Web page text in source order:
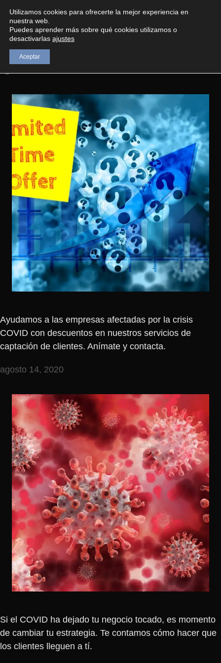
sucommunitymanager.com
ERE
Ayudamos a las empresas afectadas por la crisis
COVID con descuentos en nuestros servicios de
captación de clientes. Anímate y contacta.
agosto 14, 2020
Si el COVID ha dejado tu negocio tocado, es momento
de cambiar tu estrategia. Te contamos cómo hacer que
los clientes lleguen a tí.
Utilizamos cookies para ofrecerte la mejor experiencia en
nuestra web.
Puedes aprender más sobre qué cookies utilizamos o
desactivarlas ajustes
Aceptar